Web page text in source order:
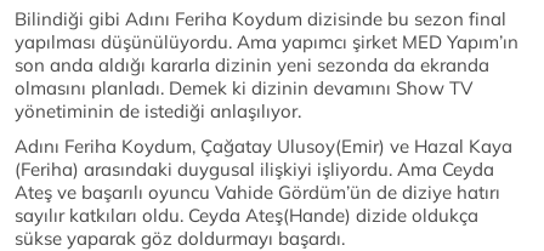
Bilindiği gibi Adını Feriha Koydum dizisinde bu sezon final
yapılması düşünülüyordu. Ama yapımcı şirket MED Yapım’ın
son anda aldığı kararla dizinin yeni sezonda da ekranda
olmasını planladı. Demek ki dizinin devamını Show TV
yönetiminin de istediği anlaşılıyor.
Adını Feriha Koydum, Çağatay Ulusoy(Emir) ve Hazal Kaya
(Feriha) arasındaki duygusal ilişkiyi işliyordu. Ama Ceyda
Ateş ve başarılı oyuncu Vahide Gördüm’ün de diziye hatırı
sayılır katkıları oldu. Ceyda Ateş(Hande) dizide oldukça
sükse yaparak göz doldurmayı başardı.